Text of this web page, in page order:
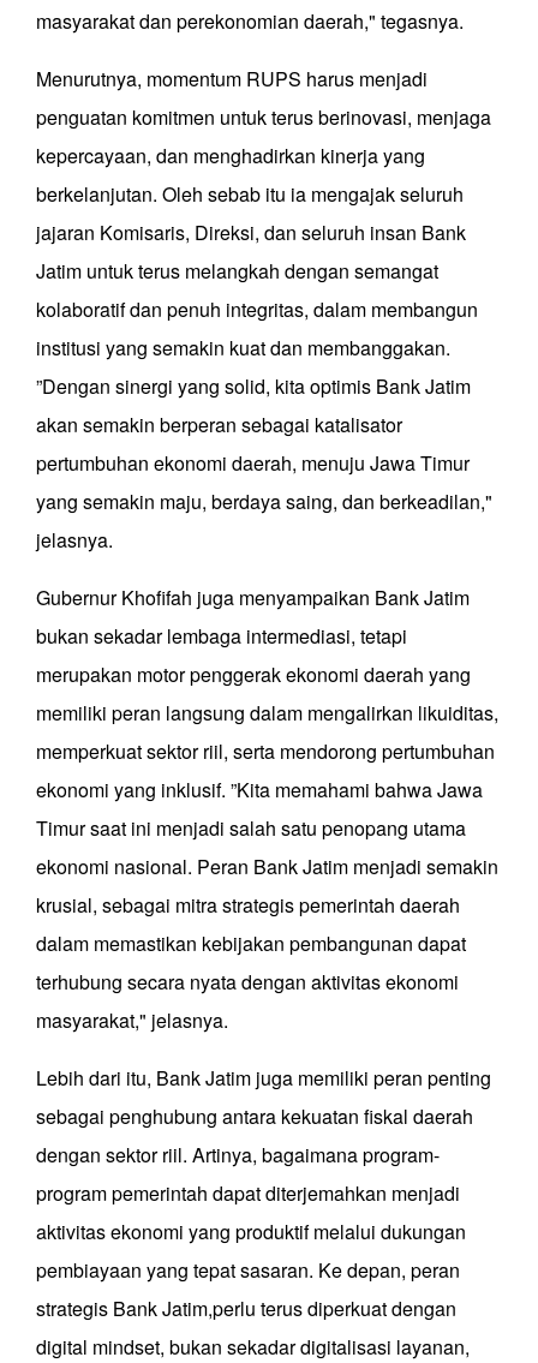
masyarakat dan perekonomian daerah," tegasnya.
Menurutnya, momentum RUPS harus menjadi
penguatan komitmen untuk terus berinovasi, menjaga
kepercayaan, dan menghadirkan kinerja yang
berkelanjutan. Oleh sebab itu ia mengajak seluruh
jajaran Komisaris, Direksi, dan seluruh insan Bank
Jatim untuk terus melangkah dengan semangat
kolaboratif dan penuh integritas, dalam membangun
institusi yang semakin kuat dan membanggakan.
”Dengan sinergi yang solid, kita optimis Bank Jatim
akan semakin berperan sebagai katalisator
pertumbuhan ekonomi daerah, menuju Jawa Timur
yang semakin maju, berdaya saing, dan berkeadilan,"
jelasnya.
Gubernur Khofifah juga menyampaikan Bank Jatim
bukan sekadar lembaga intermediasi, tetapi
merupakan motor penggerak ekonomi daerah yang
memiliki peran langsung dalam mengalirkan likuiditas,
memperkuat sektor riil, serta mendorong pertumbuhan
ekonomi yang inklusif. ”Kita memahami bahwa Jawa
Timur saat ini menjadi salah satu penopang utama
ekonomi nasional. Peran Bank Jatim menjadi semakin
krusial, sebagai mitra strategis pemerintah daerah
dalam memastikan kebijakan pembangunan dapat
terhubung secara nyata dengan aktivitas ekonomi
masyarakat," jelasnya.
Lebih dari itu, Bank Jatim juga memiliki peran penting
sebagai penghubung antara kekuatan fiskal daerah
dengan sektor riil. Artinya, bagaimana program-
program pemerintah dapat diterjemahkan menjadi
aktivitas ekonomi yang produktif melalui dukungan
pembiayaan yang tepat sasaran. Ke depan, peran
strategis Bank Jatim,perlu terus diperkuat dengan
digital mindset, bukan sekadar digitalisasi layanan,